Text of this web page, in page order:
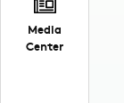
Media
Center